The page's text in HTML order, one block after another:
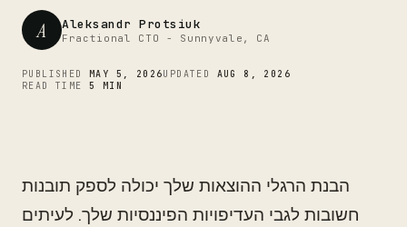
A Aleksandr Protsiuk
Fractional CTO - Sunnyvale, CA
PUBLISHED MAY 5, 2026UPDATED AUG 8, 2026
READ TIME 5 MIN
הבנת הרגלי ההוצאות שלך יכולה לספק תובנות
חשובות לגבי העדיפויות הפיננסיות שלך. לעיתים